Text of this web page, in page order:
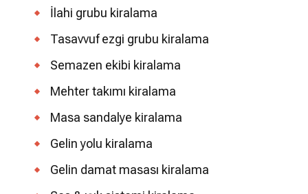
İlahi grubu kiralama
Tasavvuf ezgi grubu kiralama
Semazen ekibi kiralama
Mehter takımı kiralama
Masa sandalye kiralama
Gelin yolu kiralama
Gelin damat masası kiralama